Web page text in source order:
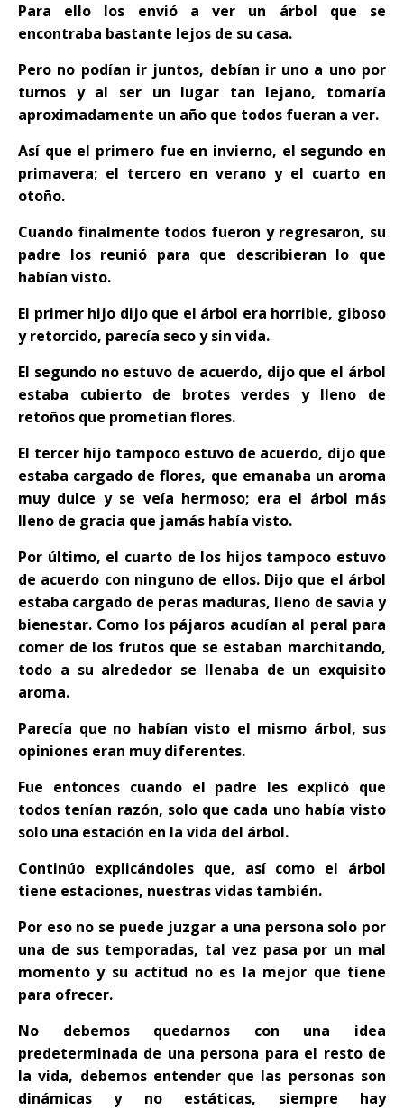
Para ello los envió a ver un árbol que se
encontraba bastante lejos de su casa.
Pero no podían ir juntos, debían ir uno a uno por
turnos y al ser un lugar tan lejano, tomaría
aproximadamente un año que todos fueran a ver.
Así que el primero fue en invierno, el segundo en
primavera; el tercero en verano y el cuarto en
otoño.
Cuando finalmente todos fueron y regresaron, su
padre los reunió para que describieran lo que
habían visto.
El primer hijo dijo que el árbol era horrible, giboso
y retorcido, parecía seco y sin vida.
El segundo no estuvo de acuerdo, dijo que el árbol
estaba cubierto de brotes verdes y lleno de
retoños que prometían flores.
El tercer hijo tampoco estuvo de acuerdo, dijo que
estaba cargado de flores, que emanaba un aroma
muy dulce y se veía hermoso; era el árbol más
lleno de gracia que jamás había visto.
Por último, el cuarto de los hijos tampoco estuvo
de acuerdo con ninguno de ellos. Dijo que el árbol
estaba cargado de peras maduras, lleno de savia y
bienestar. Como los pájaros acudían al peral para
comer de los frutos que se estaban marchitando,
todo a su alrededor se llenaba de un exquisito
aroma.
Parecía que no habían visto el mismo árbol, sus
opiniones eran muy diferentes.
Fue entonces cuando el padre les explicó que
todos tenían razón, solo que cada uno había visto
solo una estación en la vida del árbol.
Continúo explicándoles que, así como el árbol
tiene estaciones, nuestras vidas también.
Por eso no se puede juzgar a una persona solo por
una de sus temporadas, tal vez pasa por un mal
momento y su actitud no es la mejor que tiene
para ofrecer.
No debemos quedarnos con una idea
predeterminada de una persona para el resto de
la vida, debemos entender que las personas son
dinámicas y no estáticas, siempre hay